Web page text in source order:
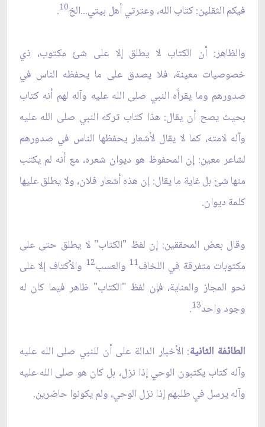
فيكم الثقلين: كتاب الله، وعترتي أهل بيتي...الخ10
.
والظاهر: أن الكتاب لا يطلق إلا على شئ مكتوب، ذي
خصوصيات معينة، فلا يصدق على ما يحفظه الناس في
صدورهم وما يقرأه النبي صلى الله عليه وآله لهم أنه كتاب
بحيث يصح أن يقال: هذا كتاب تركه النبي صلى الله عليه
وآله لامته، كما لا يقال لأشعار يحفظها الناس في صدورهم
لشاعر معين: إن المحفوظ هو ديوان شعره، مع أنه لم يكتب
منها شئ بل غاية ما يقال: إن هذه أشعار فلان، ولا يطلق عليها
كلمة ديوان.
وقال بعض المحققين: إن لفظ "الكتاب" لا يطلق حتى على
مكتوبات متفرقة في اللخاف11 والعسب12 والأكتاف إلا على
نحو المجاز والعناية، فإن لفظ "الكتاب" ظاهر فيما كان له
وجود واحد13
.
الطائفة الثانية: الأخبار الدالة على أن للنبي صلى الله عليه
وآله كتاب يكتبون الوحي إذا نزل، بل كان هو صلى الله عليه
وآله يرسل في طلبهم إذا نزل الوحي، ولم يكونوا حاضرين.